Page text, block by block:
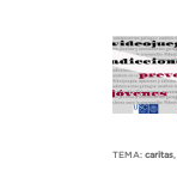
TEMA: caritas,